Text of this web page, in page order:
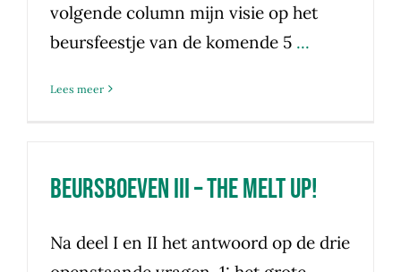
volgende column mijn visie op het
beursfeestje van de komende 5 ...
Lees meer
Beursboeven III – the melt up!
Na deel I en II het antwoord op de drie